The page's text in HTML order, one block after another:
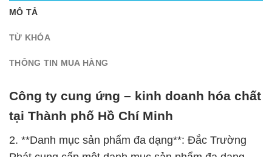
MÔ TẢ
TỪ KHÓA
THÔNG TIN MUA HÀNG
Công ty cung ứng – kinh doanh hóa chất
tại Thành phố Hồ Chí Minh
2. **Danh mục sản phẩm đa dạng**: Đắc Trường